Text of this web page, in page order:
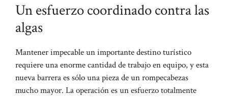
Un esfuerzo coordinado contra las
algas
Mantener impecable un importante destino turístico
requiere una enorme cantidad de trabajo en equipo, y esta
nueva barrera es sólo una pieza de un rompecabezas
mucho mayor. La operación es un esfuerzo totalmente